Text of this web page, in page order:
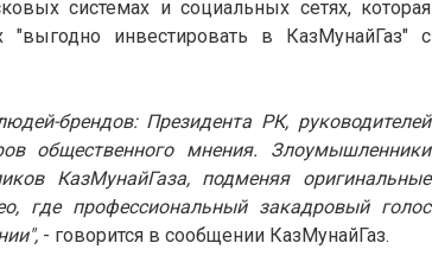
системах и социальных сетях, которая
инвестировать в КазМунайГаз" с
брендов: Президента РК, руководителей
общественного мнения. Злоумышленники
КазМунайГаза, подменяя оригинальные
где профессиональный закадровый голос
- говорится в сообщении КазМунайГаз.